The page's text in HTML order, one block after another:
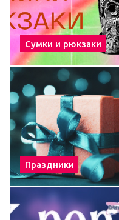
Сумки и рюкзаки
Праздники